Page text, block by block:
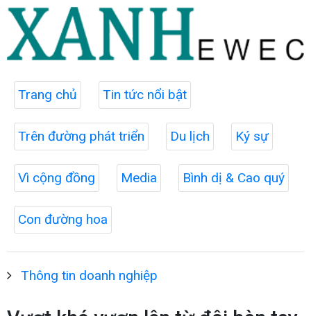
Trang chủ Tin tức nổi bật
Trên đường phát triển Du lịch Ký sự
Vì cộng đồng Media Bình dị & Cao quý
Con đường hoa
Thông tin doanh nghiệp